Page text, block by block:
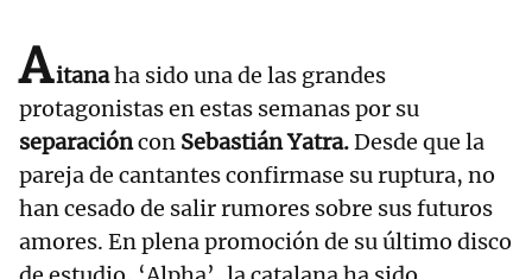
Aitanaha sido una de las grandes
protagonistas en estas semanas por su
separacióncon Sebastián Yatra.Desde que la
pareja de cantantes confirmase su ruptura, no
han cesado de salir rumores sobre sus futuros
amores. En plena promoción de su último disco